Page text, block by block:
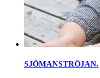
SJÖMANSTRÖJAN.